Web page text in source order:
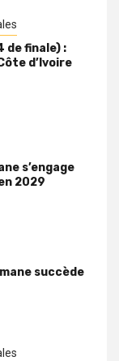
de finale) :
d’Ivoire
s’engage
2029
succède